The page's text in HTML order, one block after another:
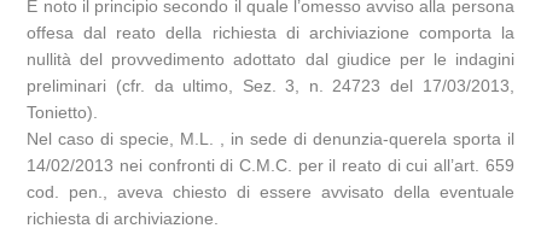
È noto il principio secondo il quale l’omesso avviso alla persona
offesa dal reato della richiesta di archiviazione comporta la
nullità del provvedimento adottato dal giudice per le indagini
preliminari (cfr. da ultimo, Sez. 3, n. 24723 del 17/03/2013,
Tonietto).
Nel caso di specie, M.L. , in sede di denunzia-querela sporta il
14/02/2013 nei confronti di C.M.C. per il reato di cui all’art. 659
cod. pen., aveva chiesto di essere avvisato della eventuale
richiesta di archiviazione.